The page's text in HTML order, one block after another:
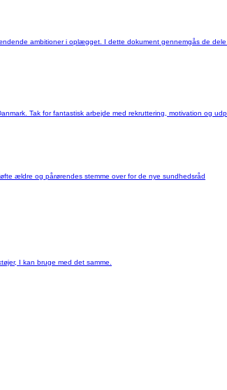
ambitioner i oplægget. I dette dokument gennemgås de
Tak for fantastisk arbejde med rekruttering, motivation og
ældre og pårørendes stemme over for de nye sundhedsråd
I kan bruge med det samme.